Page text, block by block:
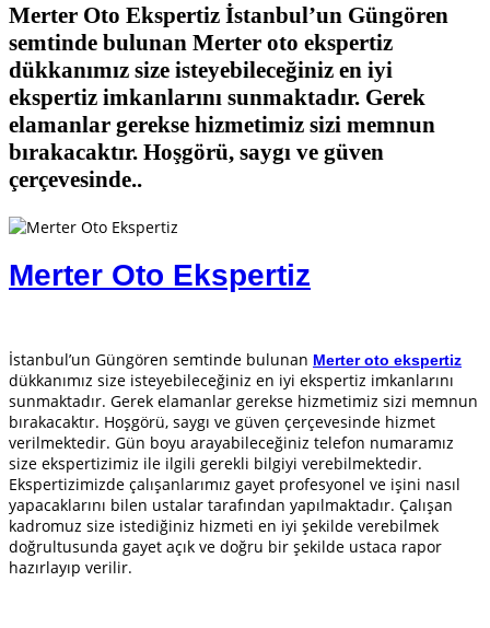
Merter Oto Ekspertiz İstanbul’un Güngören
semtinde bulunan Merter oto ekspertiz
dükkanımız size isteyebileceğiniz en iyi
ekspertiz imkanlarını sunmaktadır. Gerek
elamanlar gerekse hizmetimiz sizi memnun
bırakacaktır. Hoşgörü, saygı ve güven
çerçevesinde..
Merter Oto Ekspertiz
İstanbul’un Güngören semtinde bulunan Merter oto ekspertiz
dükkanımız size isteyebileceğiniz en iyi ekspertiz imkanlarını
sunmaktadır. Gerek elamanlar gerekse hizmetimiz sizi memnun
bırakacaktır. Hoşgörü, saygı ve güven çerçevesinde hizmet
verilmektedir. Gün boyu arayabileceğiniz telefon numaramız
size ekspertizimiz ile ilgili gerekli bilgiyi verebilmektedir.
Ekspertizimizde çalışanlarımız gayet profesyonel ve işini nasıl
yapacaklarını bilen ustalar tarafından yapılmaktadır. Çalışan
kadromuz size istediğiniz hizmeti en iyi şekilde verebilmek
doğrultusunda gayet açık ve doğru bir şekilde ustaca rapor
hazırlayıp verilir.